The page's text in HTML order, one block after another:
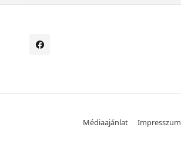
Médiaajánlat Impresszum